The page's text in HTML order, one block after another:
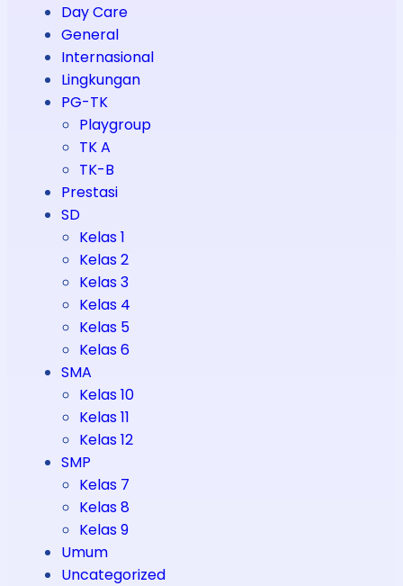
Day Care
General
Internasional
Lingkungan
PG-TK
Playgroup
TK A
TK-B
Prestasi
SD
Kelas 1
Kelas 2
Kelas 3
Kelas 4
Kelas 5
Kelas 6
SMA
Kelas 10
Kelas 11
Kelas 12
SMP
Kelas 7
Kelas 8
Kelas 9
Umum
Uncategorized